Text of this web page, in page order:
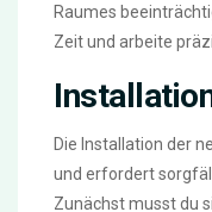
Raumes
Zeit und arbeite
Die Installation der
und erfordert
Zunächst musst du